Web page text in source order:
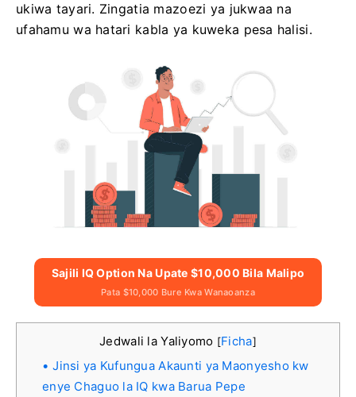
ukiwa tayari. Zingatia mazoezi ya jukwaa na
ufahamu wa hatari kabla ya kuweka pesa halisi.
Sajili IQ Option Na Upate $10,000 Bila Malipo
Pata $10,000 Bure Kwa Wanaoanza
Jedwali la Yaliyomo [Ficha]
Jinsi ya Kufungua Akaunti ya Maonyesho kw
enye Chaguo la IQ kwa Barua Pepe